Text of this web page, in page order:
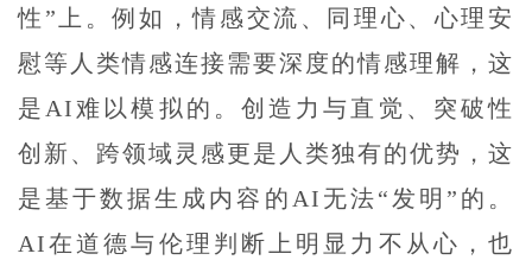
性”上。例如，情感交流、同理心、心理安
慰等人类情感连接需要深度的情感理解，这
是AI难以模拟的。创造力与直觉、突破性
创新、跨领域灵感更是人类独有的优势，这
是基于数据生成内容的AI无法“发明”的。
AI在道德与伦理判断上明显力不从心，也